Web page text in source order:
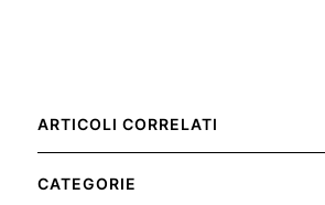
ARTICOLI CORRELATI
CATEGORIE